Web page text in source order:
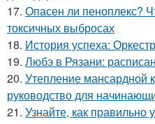
17. Опасен ли пеноплекс?
токсичных выбросах
18. История успеха:
19. Любэ в Рязани:
20. Утепление мансардной
руководство для
21. Узнайте, как правильно